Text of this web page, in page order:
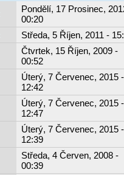
Pondělí, 17 Prosinec,
00:20
Středa, 5 Říjen, 2011 -
Čtvrtek, 15 Říjen, 2009 -
00:52
Úterý, 7 Červenec, 2015 -
12:42
Úterý, 7 Červenec, 2015 -
12:47
Úterý, 7 Červenec, 2015 -
12:39
Středa, 4 Červen, 2008 -
00:39